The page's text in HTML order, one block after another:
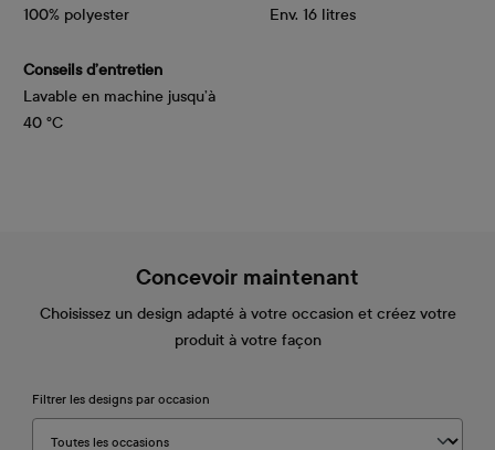
100% polyester
Conseils d’entretien
Lavable en machine jusqu’à
40 °C
Env. 16 litres
Concevoir maintenant
Choisissez un design adapté à votre occasion et créez votre
produit à votre façon
Filtrer les designs par occasion